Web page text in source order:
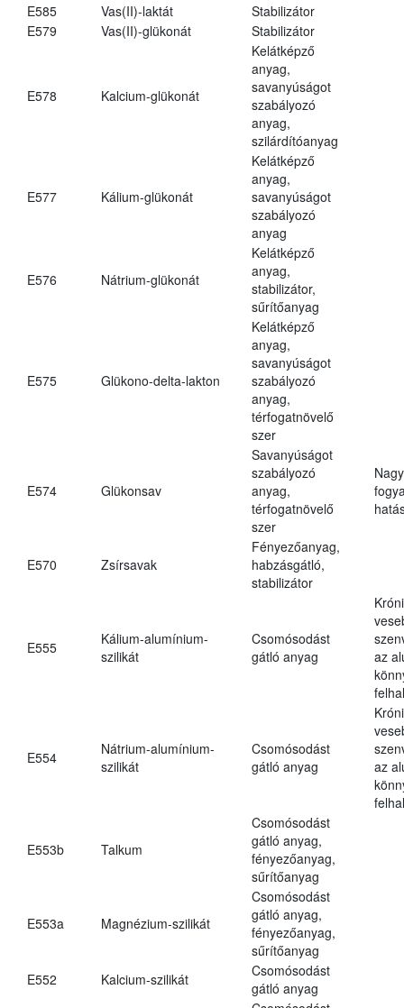
E585 Vas(II)-laktát
Stabilizátor
E579
Vas(II)-glükonát Stabilizátor
E578 Kalcium-glükonát
Kelátképző
anyag,
savanyúságot
szabályozó
anyag,
szilárdítóanyag
E577 Kálium-glükonát
Kelátképző
anyag,
savanyúságot
szabályozó
anyag
E576 Nátrium-glükonát
Kelátképző
anyag,
stabilizátor,
sűrítőanyag
E575 Glükono-delta-lakton
Kelátképző
anyag,
savanyúságot
szabályozó
anyag,
térfogatnövelő
szer
E574 Glükonsav
Savanyúságot
szabályozó
anyag,
térfogatnövelő
szer
E570 Zsírsavak
Fényezőanyag,
habzásgátló,
stabilizátor
E555
Kálium-alumínium-
szilikát
Csomósodást
gátló anyag
az
E554
Nátrium-alumínium-
szilikát
Csomósodást
gátló anyag
az
E553b Talkum
Csomósodást
gátló anyag,
fényezőanyag,
sűrítőanyag
E553a Magnézium-szilikát
Csomósodást
gátló anyag,
fényezőanyag,
sűrítőanyag
E552
Kalcium-szilikát
Csomósodást
gátló anyag